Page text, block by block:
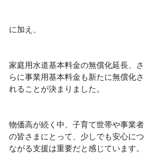
に加え、
家庭用水道基本料金の無償化延長、さ
らに事業用基本料金も新たに無償化さ
れることが決まりました。
物価高が続く中、子育て世帯や事業者
の皆さまにとって、少しでも安心につ
ながる支援は重要だと感じています。